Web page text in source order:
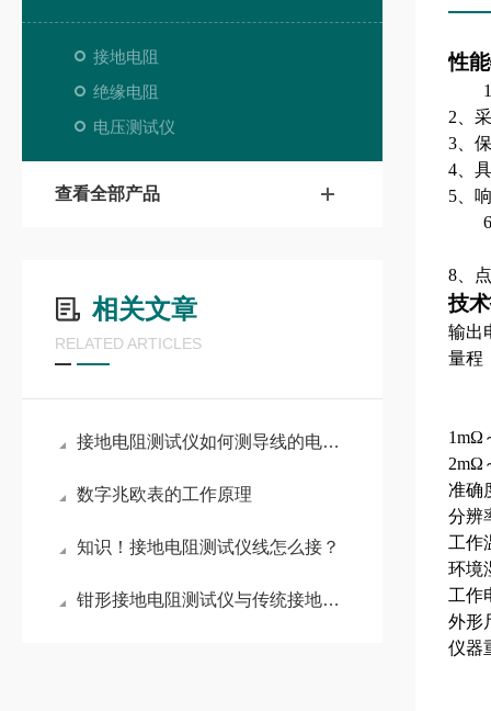
接地电阻
绝缘电阻
电压测试仪
查看全部产品
相关文章
RELATED ARTICLES
接地电阻测试仪如何测导线的电阻？
数字兆欧表的工作原理
知识！接地电阻测试仪线怎么接？
钳形接地电阻测试仪与传统接地电阻测试仪的优势比较
性
2、
3、
4、
5、
8、
技
输出
量
1mΩ
2mΩ
准确
分辨
工作
环境
工作
外形
仪器